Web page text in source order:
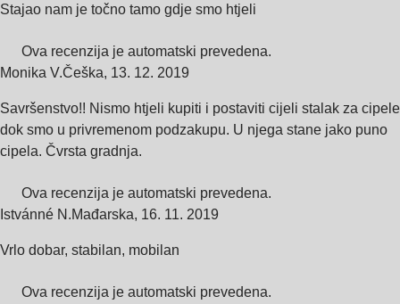
Stajao nam je točno tamo gdje smo htjeli
Ova recenzija je automatski prevedena.
Monika V.Češka, 13. 12. 2019
Savršenstvo!! Nismo htjeli kupiti i postaviti cijeli stalak za cipele
dok smo u privremenom podzakupu. U njega stane jako puno
cipela. Čvrsta gradnja.
Ova recenzija je automatski prevedena.
Istvánné N.Mađarska, 16. 11. 2019
Vrlo dobar, stabilan, mobilan
Ova recenzija je automatski prevedena.